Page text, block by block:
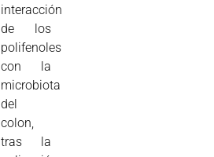
interacción
de los
polifenoles
con la
microbiota
del
colon,
tras la